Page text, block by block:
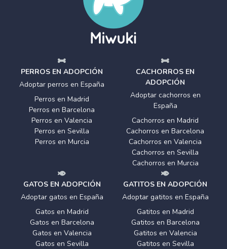
PERROS EN ADOPCIÓN
Adoptar perros en España
Perros en Madrid
Perros en Barcelona
Perros en Valencia
Perros en Sevilla
Perros en Murcia
CACHORROS EN
ADOPCIÓN
Adoptar cachorros en
España
Cachorros en Madrid
Cachorros en Barcelona
Cachorros en Valencia
Cachorros en Sevilla
Cachorros en Murcia
GATOS EN ADOPCIÓN
Adoptar gatos en España
Gatos en Madrid
Gatos en Barcelona
Gatos en Valencia
Gatos en Sevilla
GATITOS EN ADOPCIÓN
Adoptar gatitos en España
Gatitos en Madrid
Gatitos en Barcelona
Gatitos en Valencia
Gatitos en Sevilla